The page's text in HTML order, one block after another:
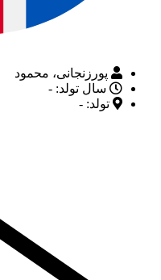
پورزنجانی، محمود
سال تولد: -
تولد: -